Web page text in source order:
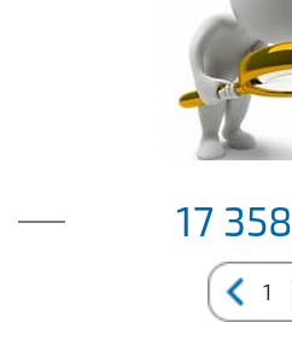
17 358